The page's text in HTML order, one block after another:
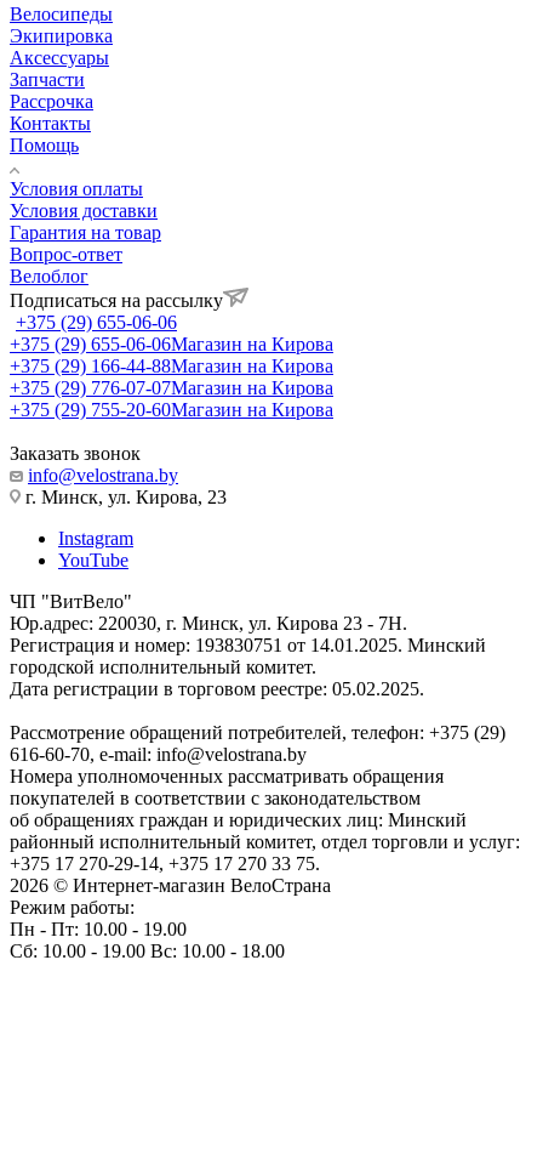
Велосипеды
Экипировка
Аксессуары
Запчасти
Рассрочка
Контакты
Помощь
Условия оплаты
Условия доставки
Гарантия на товар
Вопрос-ответ
Велоблог
Подписаться на рассылку
+375 (29) 655-06-06
+375 (29) 655-06-06Магазин на Кирова
+375 (29) 166-44-88Магазин на Кирова
+375 (29) 776-07-07Магазин на Кирова
+375 (29) 755-20-60Магазин на Кирова
Заказать звонок
info@velostrana.by
г. Минск, ул. Кирова, 23
Instagram
YouTube
ЧП "ВитВело"
Юр.адрес: 220030, г. Минск, ул. Кирова 23 - 7Н.
Регистрация и номер: 193830751 от 14.01.2025. Минский
городской исполнительный комитет.
Дата регистрации в торговом реестре: 05.02.2025.
Рассмотрение обращений потребителей, телефон: +375 (29)
616-60-70, e-mail: info@velostrana.by
Номера уполномоченных рассматривать обращения
покупателей в соответствии с законодательством
об обращениях граждан и юридических лиц: Минский
районный исполнительный комитет, отдел торговли и услуг:
+375 17 270-29-14, +375 17 270 33 75.
2026 © Интернет-магазин ВелоСтрана
Режим работы:
Пн - Пт: 10.00 - 19.00
Сб: 10.00 - 19.00 Вс: 10.00 - 18.00